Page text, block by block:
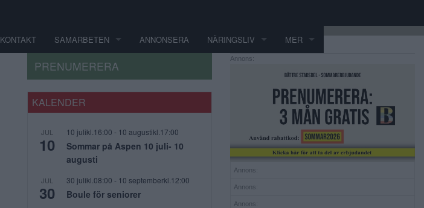
KONTAKT SAMARBETEN ANNONSERA NÄRINGSLIV MER
PRENUMERERA
KALENDER
JUL
10
10 julikl.16:00 - 10 augustikl.17:00
Sommar på Aspen 10 juli- 10
augusti
JUL
30
30 julikl.08:00 - 10 septemberkl.12:00
Boule för seniorer
Annons:
Annons:
Annons:
Annons: